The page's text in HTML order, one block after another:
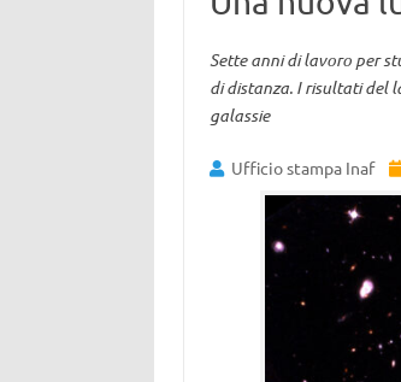
Sette anni di lavoro per
di distanza. I risultati del
galassie
Ufficio stampa Inaf